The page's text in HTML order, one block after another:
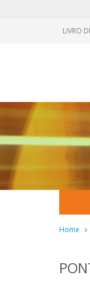
LIVRO
Home